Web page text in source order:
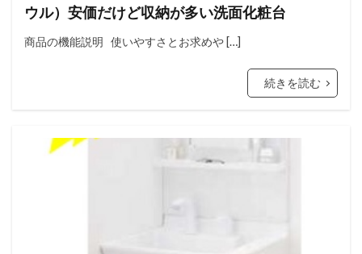
ウル）安価だけど収納が多い洗面化粧台
商品の機能説明 使いやすさとお求めや […]
続きを読む